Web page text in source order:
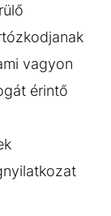
vagyon
érintő